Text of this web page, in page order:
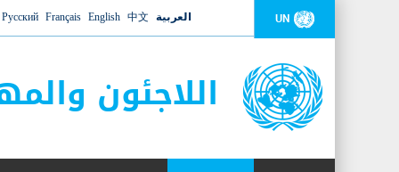
UN العربية 中文
English
Français
Русский
اللاجئون